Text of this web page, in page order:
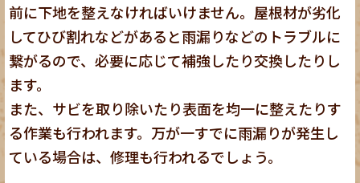
前に下地を整えなければいけません。屋根材が劣化
してひび割れなどがあると雨漏りなどのトラブルに
繋がるので、必要に応じて補強したり交換したりし
ます。
また、サビを取り除いたり表面を均一に整えたりす
る作業も行われます。万が一すでに雨漏りが発生し
ている場合は、修理も行われるでしょう。